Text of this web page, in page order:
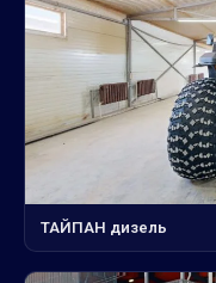
ТАЙПАН дизель